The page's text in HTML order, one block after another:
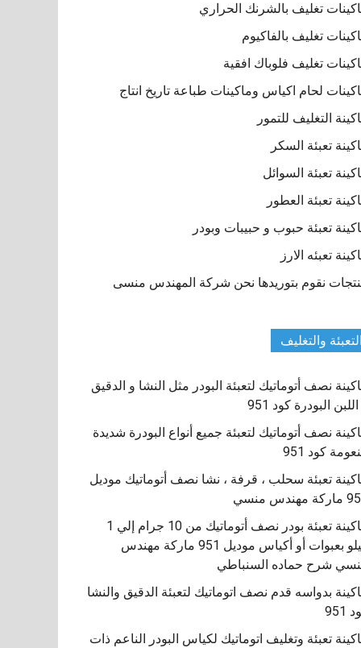
تغليف بالشرنك الحراري
تغليف بالفاكيوم
تغليف فلوباك افقية
لحام اكياس وماكينات طباعة تاريخ انتاج
التغليف للتمور
تعبئة السكر
تعبئة السوائل
تعبئة العطور
تعبئة حبوب و حبيبات وبودر
تعبئه الارز
نقوم بتوريدها نحن شركة المهندس منسى
التعبئة والتغليف
نصف أتوماتيك لتعبئة البودر مثل النشا و الدقيق
البودرة كود 951
نصف أتوماتيك لتعبئة جميع أنواع البودرة شديدة
كود 951
تعبئة سحلب ، قرفة ، نشا نصف أتوماتيك موديل
مهندس منسي
ماكينة تعبئة بودر نصف أتوماتيك من 10 جرام إلي 1
كيلو بعبوات أو أكياس موديل 951 ماركة مهندس
شرح حماده السنباطي
بدواسه قدم نصف اتوماتيك لتعبئة الدقيق والنشا
تعبئة وتغليف اتوماتيك لكياس البودر الناعم ذات